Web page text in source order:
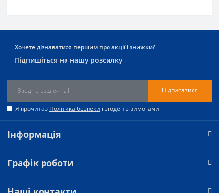
Хочете дізнаватися першим про акції і знижки?
Підпишіться на нашу розсилку
Підписатися
Я прочитав Політика безпеки і згоден з вимогами
Інформація
Графік роботи